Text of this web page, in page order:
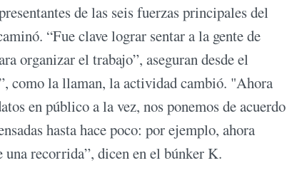
de las seis fuerzas principales del
“Fue clave lograr sentar a la gente de
organizar el trabajo”, aseguran desde el
como la llaman, la actividad cambió. "Ahora
en público a la vez, nos ponemos de acuerdo
hasta hace poco: por ejemplo, ahora
una recorrida”, dicen en el búnker K.